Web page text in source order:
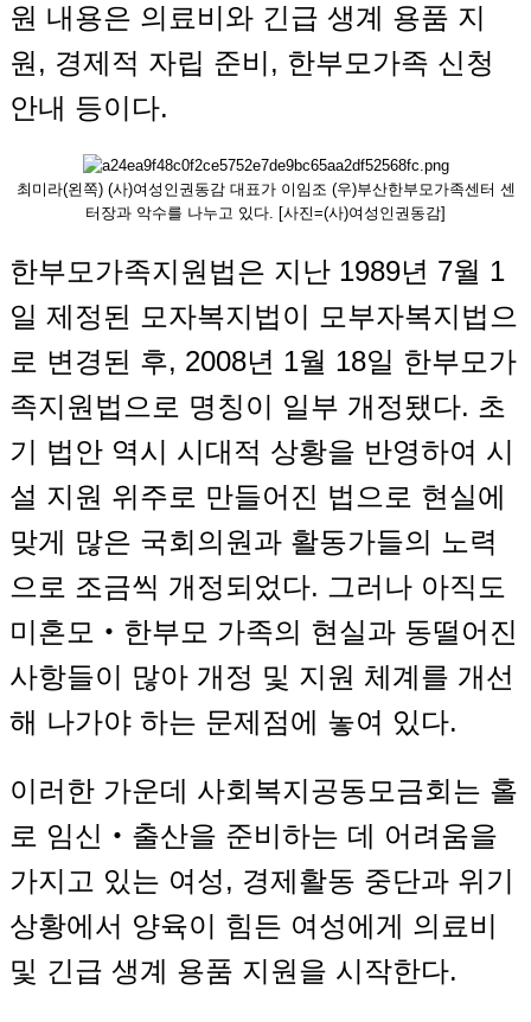
원 내용은 의료비와 긴급 생계 용품 지
원, 경제적 자립 준비, 한부모가족 신청
안내 등이다.
최미라(왼쪽) (사)여성인권동감 대표가 이임조 (우)부산한부모가족센터 센
터장과 악수를 나누고 있다. [사진=(사)여성인권동감]
한부모가족지원법은 지난 1989년 7월 1
일 제정된 모자복지법이 모부자복지법으
로 변경된 후, 2008년 1월 18일 한부모가
족지원법으로 명칭이 일부 개정됐다. 초
기 법안 역시 시대적 상황을 반영하여 시
설 지원 위주로 만들어진 법으로 현실에
맞게 많은 국회의원과 활동가들의 노력
으로 조금씩 개정되었다. 그러나 아직도
미혼모‧한부모 가족의 현실과 동떨어진
사항들이 많아 개정 및 지원 체계를 개선
해 나가야 하는 문제점에 놓여 있다.
이러한 가운데 사회복지공동모금회는 홀
로 임신‧출산을 준비하는 데 어려움을
가지고 있는 여성, 경제활동 중단과 위기
상황에서 양육이 힘든 여성에게 의료비
및 긴급 생계 용품 지원을 시작한다.